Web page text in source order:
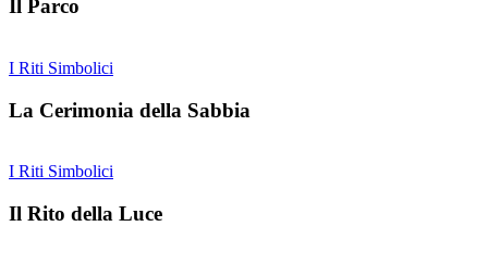
Il Parco
I Riti Simbolici
La Cerimonia della Sabbia
I Riti Simbolici
Il Rito della Luce